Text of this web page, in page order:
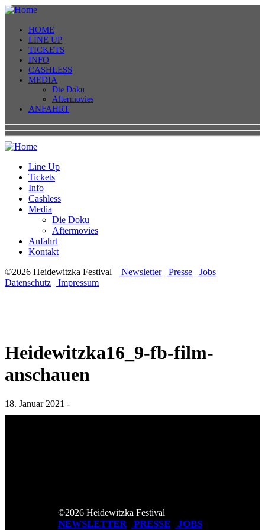
HOME
LINE UP
TICKETS
INFO
CASHLESS
MEDIA
Die Doku
Aftermovies
ANFAHRT
Line Up
Tickets
Info
Cashless
Media
Die Doku
Aftermovies
Anfahrt
Kontakt
©2026 Heidewitzka Festival
Newsletter Presse
Jobs
Datenschutz
Impressum
Heidewitzka16_9-fb-film-
anschauen
18. Januar 2021 -
©2026 Heidewitzka Festival
NEWSLETTER PRESSE
JOBS